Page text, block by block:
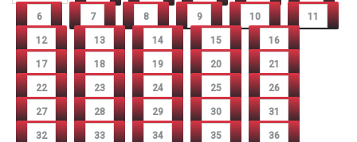
6 7 8 9 10 11
12 13 14 15 16
17 18 19 20 21
22 23 24 25 26
27 28 29 30 31
32 33 34 35 36